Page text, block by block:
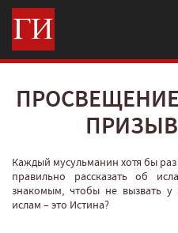
Каждый мусульманин хотя бы
правильно рассказать об
знакомым, чтобы не вызвать
ислам – это Истина?